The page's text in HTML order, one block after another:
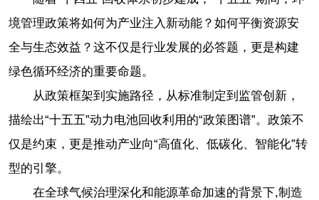
境管理政策将如何为产业注入新动能？如何平衡资源安
全与生态效益？这不仅是行业发展的必答题，更是构建
绿色循环经济的重要命题。
从政策框架到实施路径，从标准制定到监管创新，
描绘出“十五五”动力电池回收利用的“政策图谱”。政策不
仅是约束，更是推动产业向“高值化、低碳化、智能化”转
型的引擎。
在全球气候治理深化和能源革命加速的背景下,制造